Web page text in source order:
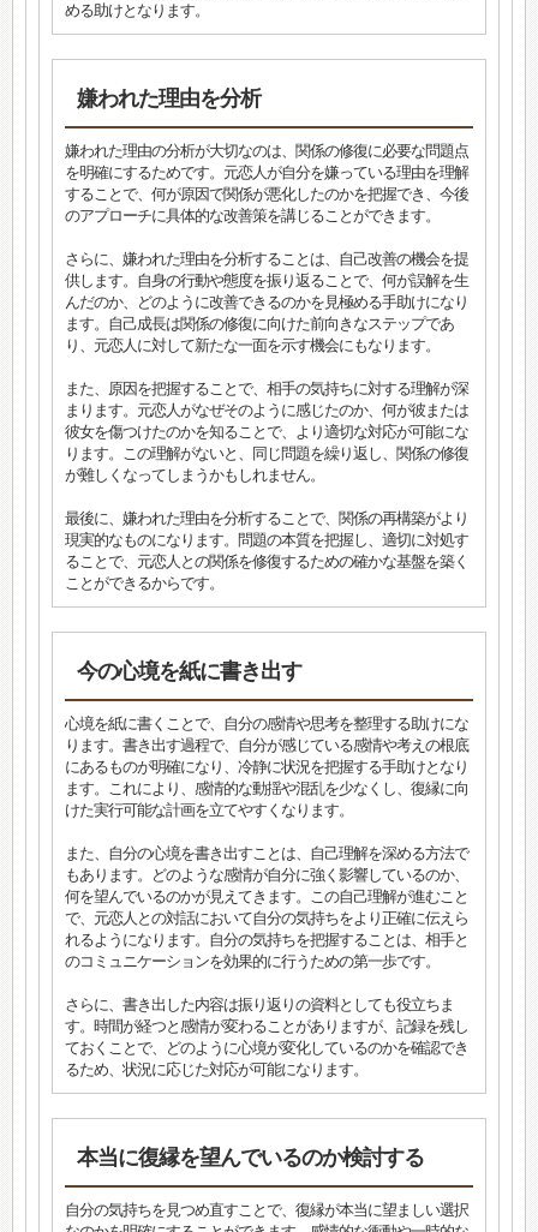
める助けとなります。
嫌われた理由を分析
嫌われた理由の分析が大切なのは、関係の修復に必要な問題点
を明確にするためです。元恋人が自分を嫌っている理由を理解
することで、何が原因で関係が悪化したのかを把握でき、今後
のアプローチに具体的な改善策を講じることができます。
さらに、嫌われた理由を分析することは、自己改善の機会を提
供します。自身の行動や態度を振り返ることで、何が誤解を生
んだのか、どのように改善できるのかを見極める手助けになり
ます。自己成長は関係の修復に向けた前向きなステップであ
り、元恋人に対して新たな一面を示す機会にもなります。
また、原因を把握することで、相手の気持ちに対する理解が深
まります。元恋人がなぜそのように感じたのか、何が彼または
彼女を傷つけたのかを知ることで、より適切な対応が可能にな
ります。この理解がないと、同じ問題を繰り返し、関係の修復
が難しくなってしまうかもしれません。
最後に、嫌われた理由を分析することで、関係の再構築がより
現実的なものになります。問題の本質を把握し、適切に対処す
ることで、元恋人との関係を修復するための確かな基盤を築く
ことができるからです。
今の心境を紙に書き出す
心境を紙に書くことで、自分の感情や思考を整理する助けにな
ります。書き出す過程で、自分が感じている感情や考えの根底
にあるものが明確になり、冷静に状況を把握する手助けとなり
ます。これにより、感情的な動揺や混乱を少なくし、復縁に向
けた実行可能な計画を立てやすくなります。
また、自分の心境を書き出すことは、自己理解を深める方法で
もあります。どのような感情が自分に強く影響しているのか、
何を望んでいるのかが見えてきます。この自己理解が進むこと
で、元恋人との対話において自分の気持ちをより正確に伝えら
れるようになります。自分の気持ちを把握することは、相手と
のコミュニケーションを効果的に行うための第一歩です。
さらに、書き出した内容は振り返りの資料としても役立ちま
す。時間が経つと感情が変わることがありますが、記録を残し
ておくことで、どのように心境が変化しているのかを確認でき
るため、状況に応じた対応が可能になります。
本当に復縁を望んでいるのか検討する
自分の気持ちを見つめ直すことで、復縁が本当に望ましい選択